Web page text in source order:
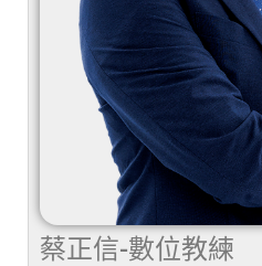
蔡正信-數位教練